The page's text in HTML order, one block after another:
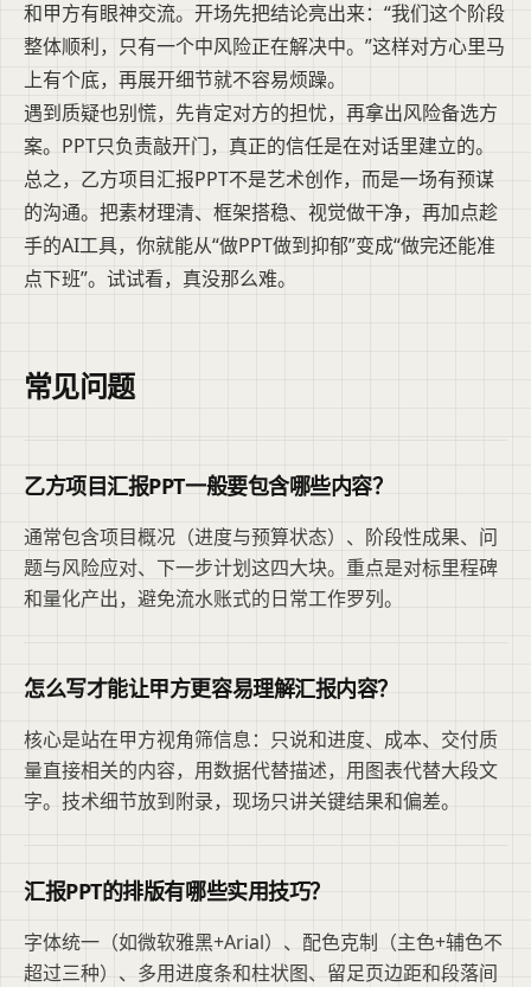
和甲方有眼神交流。开场先把结论亮出来：“我们这个阶段
整体顺利，只有一个中风险正在解决中。”这样对方心里马
上有个底，再展开细节就不容易烦躁。
遇到质疑也别慌，先肯定对方的担忧，再拿出风险备选方
案。PPT只负责敲开门，真正的信任是在对话里建立的。
总之，乙方项目汇报PPT不是艺术创作，而是一场有预谋
的沟通。把素材理清、框架搭稳、视觉做干净，再加点趁
手的AI工具，你就能从“做PPT做到抑郁”变成“做完还能准
点下班”。试试看，真没那么难。
常见问题
乙方项目汇报PPT一般要包含哪些内容？
通常包含项目概况（进度与预算状态）、阶段性成果、问
题与风险应对、下一步计划这四大块。重点是对标里程碑
和量化产出，避免流水账式的日常工作罗列。
怎么写才能让甲方更容易理解汇报内容？
核心是站在甲方视角筛信息：只说和进度、成本、交付质
量直接相关的内容，用数据代替描述，用图表代替大段文
字。技术细节放到附录，现场只讲关键结果和偏差。
汇报PPT的排版有哪些实用技巧？
字体统一（如微软雅黑+Arial）、配色克制（主色+辅色不
超过三种）、多用进度条和柱状图、留足页边距和段落间